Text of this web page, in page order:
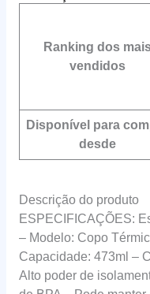
Ranking dos
vendidos
Disponível para
desde
Descrição do produto
ESPECIFICAÇÕES:
– Modelo: Copo
Capacidade: 473ml –
Alto poder de